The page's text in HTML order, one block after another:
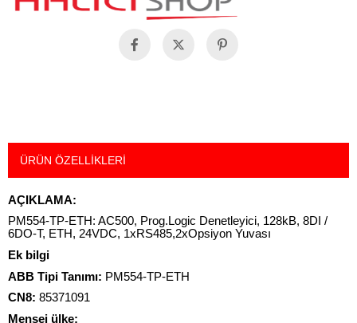
ÜRÜN ÖZELLIKLERI
AÇIKLAMA:
PM554-TP-ETH: AC500, Prog.Logic Denetleyici, 128kB, 8DI /
6DO-T, ETH, 24VDC, 1xRS485,2xOpsiyon Yuvası
Ek bilgi
ABB Tipi Tanımı: PM554-TP-ETH
CN8: 85371091
Menşei ülke: